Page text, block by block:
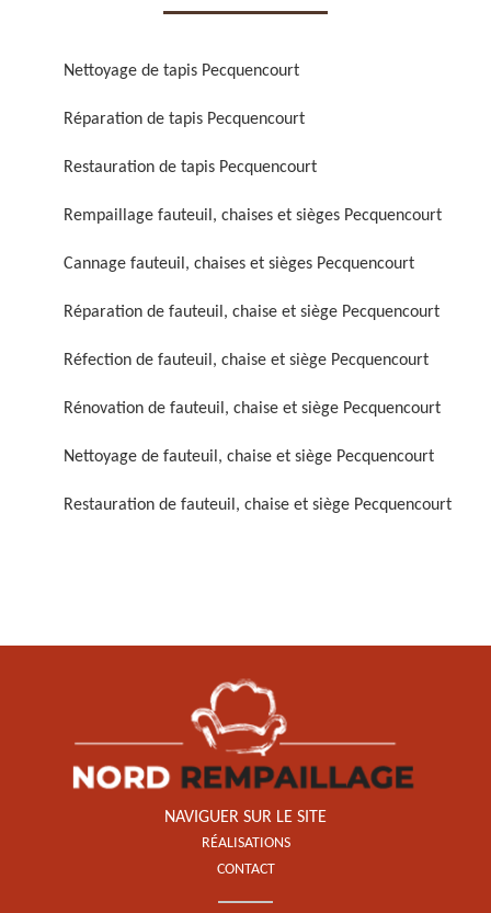
Réparation de fauteuil,
chaise et siège 59
Réfection de fauteuil,
Rénovation de fauteuil,
Nettoyage de fauteuil,
Nettoyage de tapis Pecquencourt
Réparation de tapis Pecquencourt
Restauration de tapis Pecquencourt
Rempaillage fauteuil, chaises et sièges Pecquencourt
Cannage fauteuil, chaises et sièges Pecquencourt
Réparation de fauteuil, chaise et siège Pecquencourt
Réfection de fauteuil, chaise et siège Pecquencourt
Rénovation de fauteuil, chaise et siège Pecquencourt
Nettoyage de fauteuil, chaise et siège Pecquencourt
Restauration de fauteuil, chaise et siège Pecquencourt
NAVIGUER SUR LE SITE
RÉALISATIONS
CONTACT